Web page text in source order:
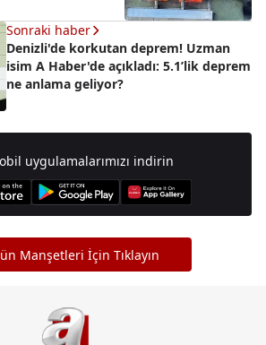
Sonraki haber
Denizli'de korkutan deprem! Uzman
isim A Haber'de açıkladı: 5.1’lik deprem
ne anlama geliyor?
uygulamalarımızı indirin
Manşetleri İçin Tıklayın